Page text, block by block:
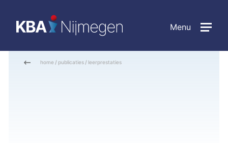
Menu
home / publicaties / leerprestaties